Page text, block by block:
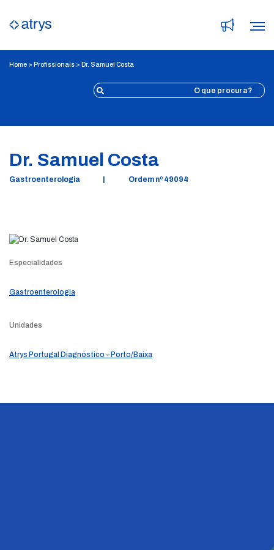
Home > Profissionais > Dr. Samuel Costa
Dr. Samuel Costa
Gastroenterologia Ordem nº 49094
Especialidades
Gastroenterologia
Unidades
Atrys Portugal Diagnóstico – Porto/Baixa